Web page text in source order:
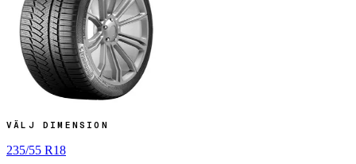
VÄLJ DIMENSION
235/55 R18